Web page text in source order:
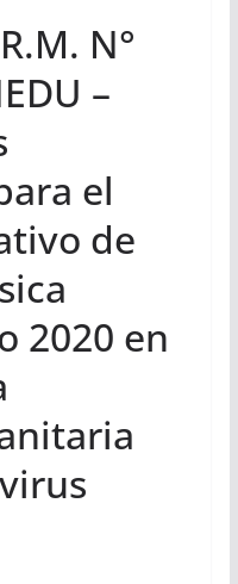
N°
–
el
de
2020 en